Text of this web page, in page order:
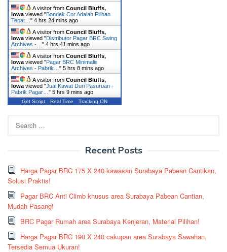
A visitor from Council Bluffs,
Iowa viewed "Bondek Cor Adalah Pilihan
Tepat… " 4 hrs 24 mins ago
A visitor from Council Bluffs,
Iowa viewed "Distributor Pagar BRC Swing
Archives -… " 4 hrs 41 mins ago
A visitor from Council Bluffs,
Iowa viewed "Pagar BRC Minimalis
Archives - Pabrik… " 5 hrs 8 mins ago
A visitor from Council Bluffs,
Iowa viewed "Jual Kawat Duri Pasuruan -
Pabrik Pagar… " 5 hrs 9 mins ago
Get Script Real Time Tracking ON
for:
Recent Posts
Harga Pagar BRC 175 X 240 kawasan Surabaya Pabean Cantikan,
Solusi Praktis!
Pagar BRC Anti Climb khusus area Surabaya Pabean Cantian,
Mudah Pasang!
BRC Pagar Rumah area Surabaya Kenjeran, Material Pilihan!
Harga Pagar BRC 190 X 240 cakupan area Surabaya Sawahan,
Tersedia Semua Ukuran!